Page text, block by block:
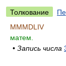
Толкование
MMMDLIV
матем.
• Запись числа